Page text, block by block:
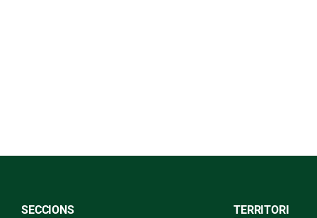
SECCIONS TERRITORI